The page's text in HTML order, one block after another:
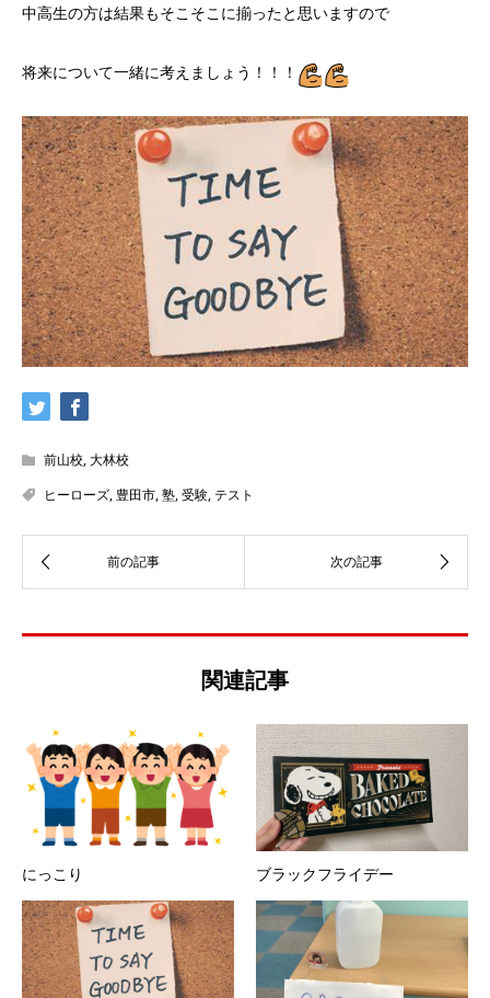
中高生の方は結果もそこそこに揃ったと思いますので
将来について一緒に考えましょう！！！
前山校,大林校
ヒーローズ, 豊田市,塾,受験,テスト
関連記事
にっこり ブラックフライデー